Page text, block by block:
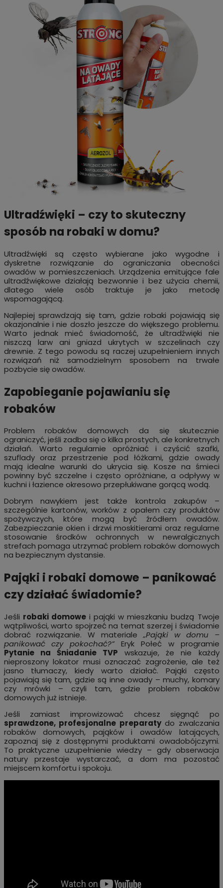
Ultradźwięki – czy to skuteczny
sposób na robaki w domu?
Ultradźwięki są często wybierane jako wygodne i
dyskretne rozwiązanie do ograniczania obecności
owadów w pomieszczeniach. Urządzenia emitujące fale
ultradźwiękowe działają bezwonnie i bez użycia chemii,
dlatego wiele osób traktuje je jako metodę
wspomagającą.
Najlepiej sprawdzają się tam, gdzie robaki pojawiają się
okazjonalnie i nie doszło jeszcze do większego problemu.
Warto jednak mieć świadomość, że ultradźwięki nie
niszczą larw ani gniazd ukrytych w szczelinach czy
drewnie. Z tego powodu są raczej uzupełnieniem innych
rozwiązań niż samodzielnym sposobem na trwałe
pozbycie się owadów.
Zapobieganie pojawianiu się
robaków
Problem robaków domowych da się skutecznie
ograniczyć, jeśli zadba się o kilka prostych, ale konkretnych
działań. Warto regularnie opróżniać i czyścić szafki,
szuflady oraz przestrzenie pod łóżkami, gdzie owady
mają idealne warunki do ukrycia się. Kosze na śmieci
powinny być szczelne i często opróżniane, a odpływy w
kuchni i łazience okresowo przepłukiwane gorącą wodą.
Dobrym nawykiem jest także kontrola zakupów –
szczególnie kartonów, worków z opałem czy produktów
spożywczych, które mogą być źródłem owadów.
Zabezpieczanie okien i drzwi moskitierami oraz regularne
stosowanie środków ochronnych w newralgicznych
strefach pomaga utrzymać problem robaków domowych
na bezpiecznym dystansie.
Pająki i robaki domowe – panikować
czy działać świadomie?
Jeśli robaki domowei pająki w mieszkaniu budzą Twoje
wątpliwości, warto spojrzeć na temat szerzej i świadomie
dobrać rozwiązanie. W materiale„Pająki w domu –
panikować czy pokochać?”Eryk Połeć w programie
Pytanie na Śniadanie TVP wskazuje, że nie każdy
nieproszony lokator musi oznaczać zagrożenie, ale też
jasno tłumaczy, kiedy warto działać. Pająki często
pojawiają się tam, gdzie są inne owady – muchy, komary
czy mrówki – czyli tam, gdzie problem robaków
domowych już istnieje.
Jeśli zamiast improwizować chcesz sięgnąć po
sprawdzone, profesjonalne preparatydo zwalczania
robaków domowych, pająków i owadów latających,
zapoznaj się z dostępnymi produktami owadobójczymi.
To praktyczne uzupełnienie wiedzy – gdy obserwacja
natury przestaje wystarczać, a dom ma pozostać
miejscem komfortu i spokoju.